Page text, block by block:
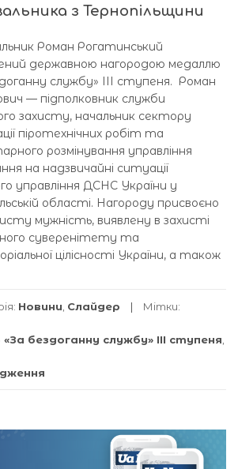
з Тернопільщини
Роман Рогатинський
державною нагородою медаллю
службу» ІІІ ступеня. Роман
— підполковник служби
захисту, начальник сектору
піротехнічних робіт та
розмінування управління
на надзвичайні ситуації
управління ДСНС України у
області. Нагороду присвоєно
мужність, виявлену в захисті
суверенітету та
цілісності України, а також
Новини Слайдер Мітки:
бездоганну службу» ІІІ ступеня